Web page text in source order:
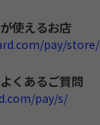
使えるお店
pay/store/
くあるご質問
pay/s/